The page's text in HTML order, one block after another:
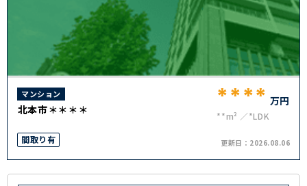
マンション
北本市＊＊＊＊ **** 万円
**m²
*LDK
間取り有
更新日： 2026.08.06